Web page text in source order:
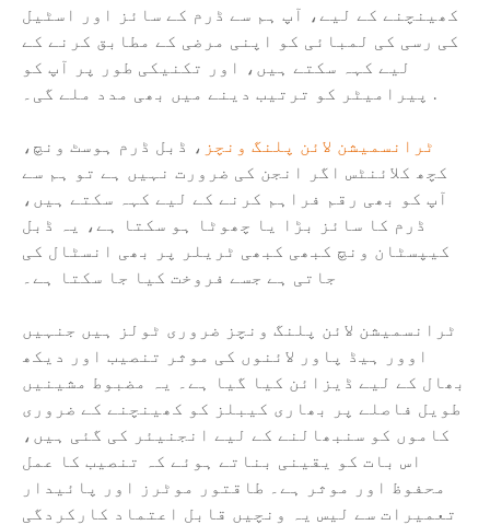
کھینچنے کے لیے، آپ ہم سے ڈرم کے سائز اور اسٹیل
کی رسی کی لمبائی کو اپنی مرضی کے مطابق کرنے کے
لیے کہہ سکتے ہیں، اور تکنیکی طور پر آپ کو
پیرامیٹر کو ترتیب دینے میں بھی مدد ملے گی۔ .
ٹرانسمیشن لائن پلنگ ونچز ، ڈبل ڈرم ہوسٹ ونچ،
کچھ کلائنٹس اگر انجن کی ضرورت نہیں ہے تو ہم سے
آپ کو بھی رقم فراہم کرنے کے لیے کہہ سکتے ہیں،
ڈرم کا سائز بڑا یا چھوٹا ہو سکتا ہے، یہ ڈبل
کیپسٹان ونچ کبھی کبھی ٹریلر پر بھی انسٹال کی
جاتی ہے جسے فروخت کیا جا سکتا ہے۔
ٹرانسمیشن لائن پلنگ ونچز ضروری ٹولز ہیں جنہیں
اوور ہیڈ پاور لائنوں کی موثر تنصیب اور دیکھ
بھال کے لیے ڈیزائن کیا گیا ہے۔ یہ مضبوط مشینیں
طویل فاصلے پر بھاری کیبلز کو کھینچنے کے ضروری
کاموں کو سنبھالنے کے لیے انجنیئر کی گئی ہیں،
اس بات کو یقینی بناتے ہوئے کہ تنصیب کا عمل
محفوظ اور موثر ہے۔ طاقتور موٹرز اور پائیدار
تعمیرات سے لیس یہ ونچیں قابل اعتماد کارکردگی